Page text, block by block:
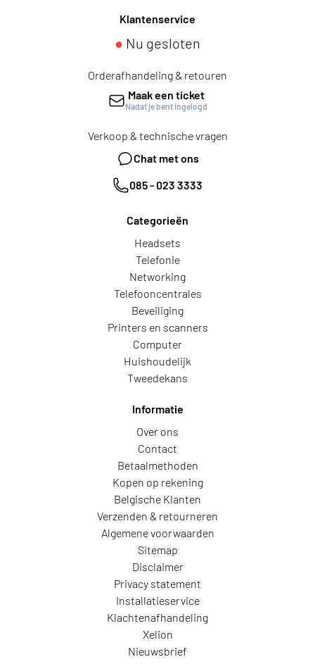
Klantenservice
● Nu gesloten
Orderafhandeling & retouren
Maak een ticket
Nadat je bent ingelogd
Verkoop & technische vragen
Chat met ons
085 - 023 3333
Categorieën
Headsets
Telefonie
Networking
Telefooncentrales
Beveiliging
Printers en scanners
Computer
Huishoudelijk
Tweedekans
Informatie
Over ons
Contact
Betaalmethoden
Kopen op rekening
Belgische Klanten
Verzenden & retourneren
Algemene voorwaarden
Sitemap
Disclaimer
Privacy statement
Installatieservice
Klachtenafhandeling
Xelion
Nieuwsbrief